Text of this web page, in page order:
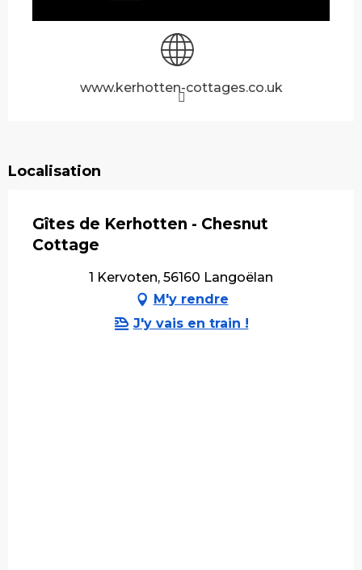
www.kerhotten-cottages.co.uk
Localisation
Gîtes de Kerhotten - Chesnut
Cottage
1 Kervoten, 56160 Langoëlan
M'y rendre
J'y vais en train !